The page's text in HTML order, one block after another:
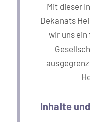
Mit dieser
Dekanats
wir uns
Inhalte